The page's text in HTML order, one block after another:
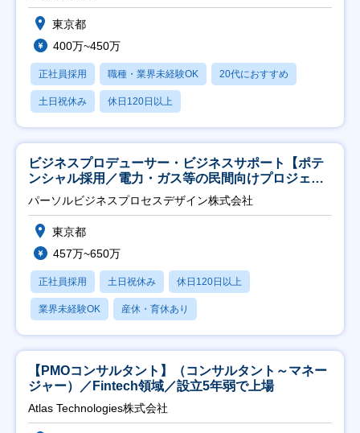
東京都
400万~450万
正社員採用 職種・業界未経験OK 20代におすすめ
土日祝休み 休日120日以上
ビジネスプロデューサー・ビジネスサポート【ポテ
ンシャル採用／電力・ガス等の民間向けプロジェク
ト推進】
パーソルビジネスプロセスデザイン株式会社
東京都
457万~650万
正社員採用 土日祝休み 休日120日以上
業界未経験OK 産休・育休あり
【PMOコンサルタント】（コンサルタント～マネー
ジャー）／Fintech領域／設立5年弱で上場
Atlas Technologies株式会社